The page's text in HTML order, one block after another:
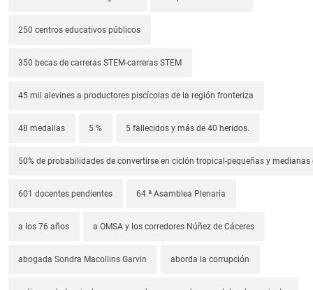
250 centros educativos públicos
350 becas de carreras STEM-carreras STEM
45 mil alevines a productores piscícolas de la región fronteriza
48 medallas 5 % 5 fallecidos y más de 40 heridos.
50% de probabilidades de convertirse en ciclón tropical-pequeñas y
601 docentes pendientes 64.ª Asamblea Plenaria
a los 76 años a OMSA y los corredores Núñez de Cáceres
abogada Sondra Macollins Garvin aborda la corrupción